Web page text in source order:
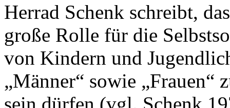
Herrad Schenk schreibt,
große Rolle für die
von Kindern und
„Männer“ sowie „Frauen“
sein dürfen (vgl. Schenk